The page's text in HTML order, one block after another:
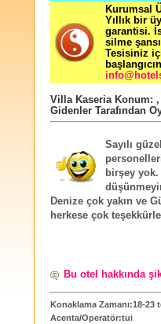
Kurumsal
Yıllık bir
garantisi.
silme
Tesisiniz
Villa KaseriaKonum: ,
Gidenler Tarafından
Sayılı
birşey
Denize çok yakın ve
herkese çok
Bu otel hakkında
Konaklama Zamanı:18-23
Acenta/Operatör:tui